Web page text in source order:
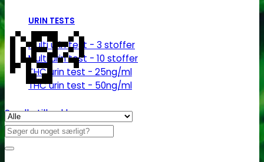
URIN TESTS
Multi urin test - 3 stoffer
Multi urin test - 10 stoffer
THC urin test - 25ng/ml
THC urin test - 50ng/ml
💸
Se alle tilbud her
Søg
efter: